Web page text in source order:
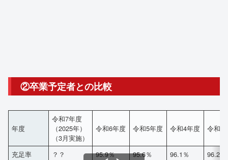
②卒業予定者との比較
年度
令和7年度
（2025年）
（3月実施）
令和6年度 令和5年度 令和4年度 令和3
充足率 ？？ 95.9％ 95.6％ 96.1％
96.2％